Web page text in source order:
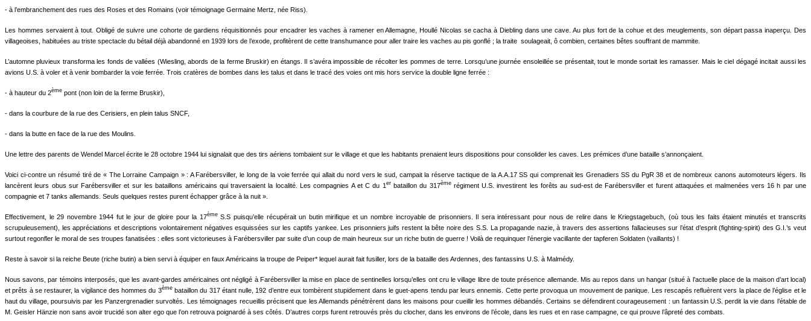
- à l’embranchement des rues des Roses et des Romains (voir témoignage Germaine Mertz, née Riss).
Les hommes servaient à tout. Obligé de suivre une cohorte de gardiens réquisitionnés pour encadrer les vaches à ramener en Allemagne, Houllé Nicolas se cacha à Diebling dans une cave. Au plus fort de la cohue et des meuglements, son départ passa inaperçu. Des
villageoises, habituées au triste spectacle du bétail déjà abandonné en 1939 lors de l’exode, profitèrent de cette transhumance pour aller traire les vaches au pis gonflé ; la traite soulageait, ô combien, certaines bêtes souffrant de mammite.
L’automne pluvieux transforma les fonds de vallées (Wiesling, abords de la ferme Bruskir) en étangs. Il s’avéra impossible de récolter les pommes de terre. Lorsqu’une journée ensoleillée se présentait, tout le monde sortait les ramasser. Mais le ciel dégagé incitait aussi les
avions U.S. à voler et à venir bombarder la voie ferrée. Trois cratères de bombes dans les talus et dans le tracé des voies ont mis hors service la double ligne ferrée :
­- à hauteur du 2ème pont (non loin de la ferme Bruskir),
- dans la courbure de la rue des Cerisiers, en plein talus SNCF,
- dans la butte en face de la rue des Moulins.
Une lettre des parents de Wendel Marcel écrite le 28 octobre 1944 lui signalait que des tirs aériens tombaient sur le village et que les habitants prenaient leurs dispositions pour consolider les caves. Les prémices d’une bataille s’annonçaient.
Voici ci-contre un résumé tiré de « The Lorraine Campaign » : A Farébersviller, le long de la voie ferrée qui allait du nord vers le sud, campait la réserve tactique de la A.A.17 SS qui comprenait les Grenadiers SS du PgR 38 et de nombreux canons automoteurs légers. Ils
lancèrent leurs obus sur Farébersviller et sur les bataillons américains qui traversaient la localité. Les compagnies A et C du 1 er bataillon du 317ème régiment U.S. investirent les forêts au sud-est de Farébersviller et furent attaquées et malmenées vers 16 h par une
compagnie et 7 tanks allemands. Seuls quelques restes purent échapper grâce à la nuit ».
Effectivement, le 29 novembre 1944 fut le jour de gloire pour la 17èmeS.S puisqu’elle récupérait un butin mirifique et un nombre incroyable de prisonniers. Il sera intéressant pour nous de relire dans le Kriegstagebuch, (où tous les faits étaient minutés et transcrits
scrupuleusement), les appréciations et descriptions volontairement négatives esquissées sur les captifs yankee. Les prisonniers juifs restent la bête noire des S.S. La propagande nazie, à travers des assertions fallacieuses sur l’état d’esprit (fighting-spirit) des G.I.’s veut
surtout regonfler le moral de ses troupes fanatisées : elles sont victorieuses à Farébersviller par suite d’un coup de main heureux sur un riche butin de guerre ! Voilà de requinquer l’énergie vacillante der tapferen Soldaten (vaillants) !
Reste à savoir si la reiche Beute (riche butin) a bien servi à équiper en faux Américains la troupe de Peiper* lequel aurait fait fusiller, lors de la bataille des Ardennes, des fantassins U.S. à Malmédy.
Nous savons, par témoins interposés, que les avant-gardes américaines ont négligé à Farébersviller la mise en place de sentinelles lorsqu’elles ont cru le village libre de toute présence allemande. Mis au repos dans un hangar (situé à l’actuelle place de la maison d’art local)
et prêts à se restaurer, la vigilance des hommes du 3èmebataillon du 317 étant nulle, 192 d’entre eux tombèrent stupidement dans le guet-apens tendu par leurs ennemis. Cette perte provoqua un mouvement de panique. Les rescapés refluèrent vers la place de l’église et le
haut du village, poursuivis par les Panzergrenadier survoltés. Les témoignages recueillis précisent que les Allemands pénétrèrent dans les maisons pour cueillir les hommes débandés. Certains se défendirent courageusement : un fantassin U.S. perdit la vie dans l’étable de
M. Geisler Hänzie non sans avoir trucidé son alter ego que l’on retrouva poignardé à ses côtés. D’autres corps furent retrouvés près du clocher, dans les environs de l’école, dans les rues et en rase campagne, ce qui prouve l’âpreté des combats.